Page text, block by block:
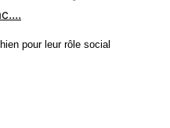
pour leur rôle social